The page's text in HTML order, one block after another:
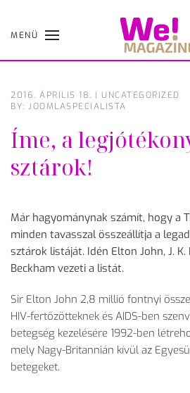
Skip
MENÜ
2016. ÁPRILIS 18. | UNCATEGORIZED
BY: JOOMLASPECIALISTA
Íme, a
sztárok!
Már hagyománynak számít, hogy a
minden tavasszal összeállítja a
sztárok listáját. Idén Elton John, J. K.
Beckham vezeti a listát.
Sir Elton John 2,8 millió fontnyi
HIV-fertőzötteknek és AIDS-ben
betegség kezelésére 1992-ben
mely Nagy-Britannián kívül az
betegeket.